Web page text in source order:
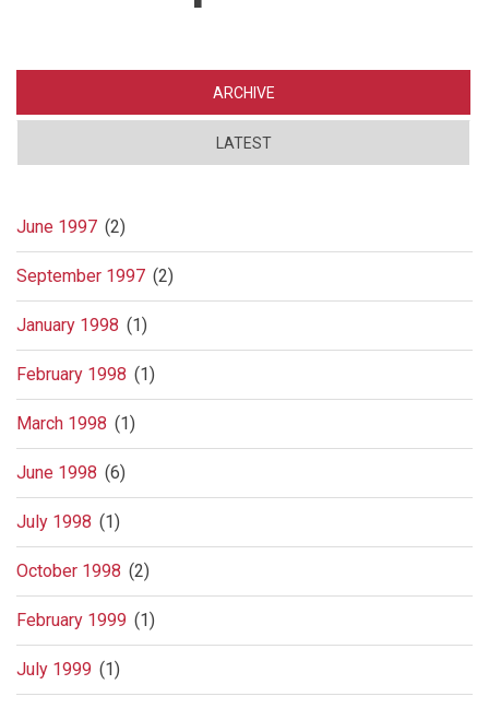
ARCHIVE
LATEST
June 1997 (2)
September 1997 (2)
January 1998 (1)
February 1998 (1)
March 1998 (1)
June 1998 (6)
July 1998 (1)
October 1998 (2)
February 1999 (1)
July 1999 (1)